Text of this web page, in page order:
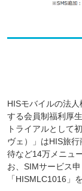
HISモバイルの法
する会員制福利厚
トライアルとして
ヴェ）」はHIS旅
待など14万メニュ
お、SIMサービス
「HISMLC1016」